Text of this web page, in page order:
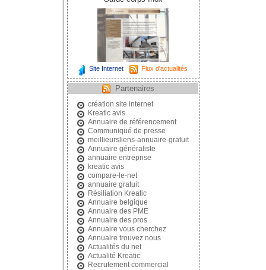
Site Internet Flux d'actualités
Partenaires
création site internet
Kreatic avis
Annuaire de référencement
Communiqué de presse
meillieursliens-annuaire-gratuit
Annuaire généraliste
annuaire entreprise
kreatic avis
compare-le-net
annuaire gratuit
Résiliation Kreatic
Annuaire belgique
Annuaire des PME
Annuaire des pros
Annuaire vous cherchez
Annuaire trouvez nous
Actualités du net
Actualité Kreatic
Recrutement commercial